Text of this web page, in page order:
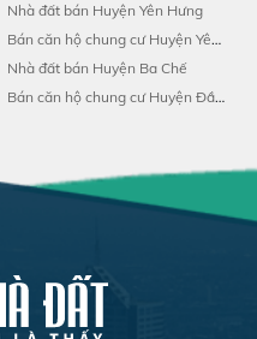
Nhà đất bán Huyện Yên Hưng
Bán căn hộ chung cư Huyện Yên Hưng
Nhà đất bán Huyện Ba Chế
Bán căn hộ chung cư Huyện Đầm Hà